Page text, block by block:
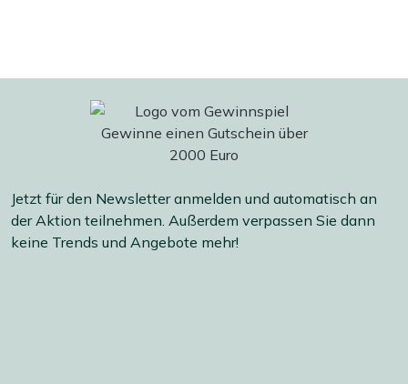
Jetzt für den Newsletter anmelden und automatisch an
der Aktion teilnehmen. Außerdem verpassen Sie dann
keine Trends und Angebote mehr!